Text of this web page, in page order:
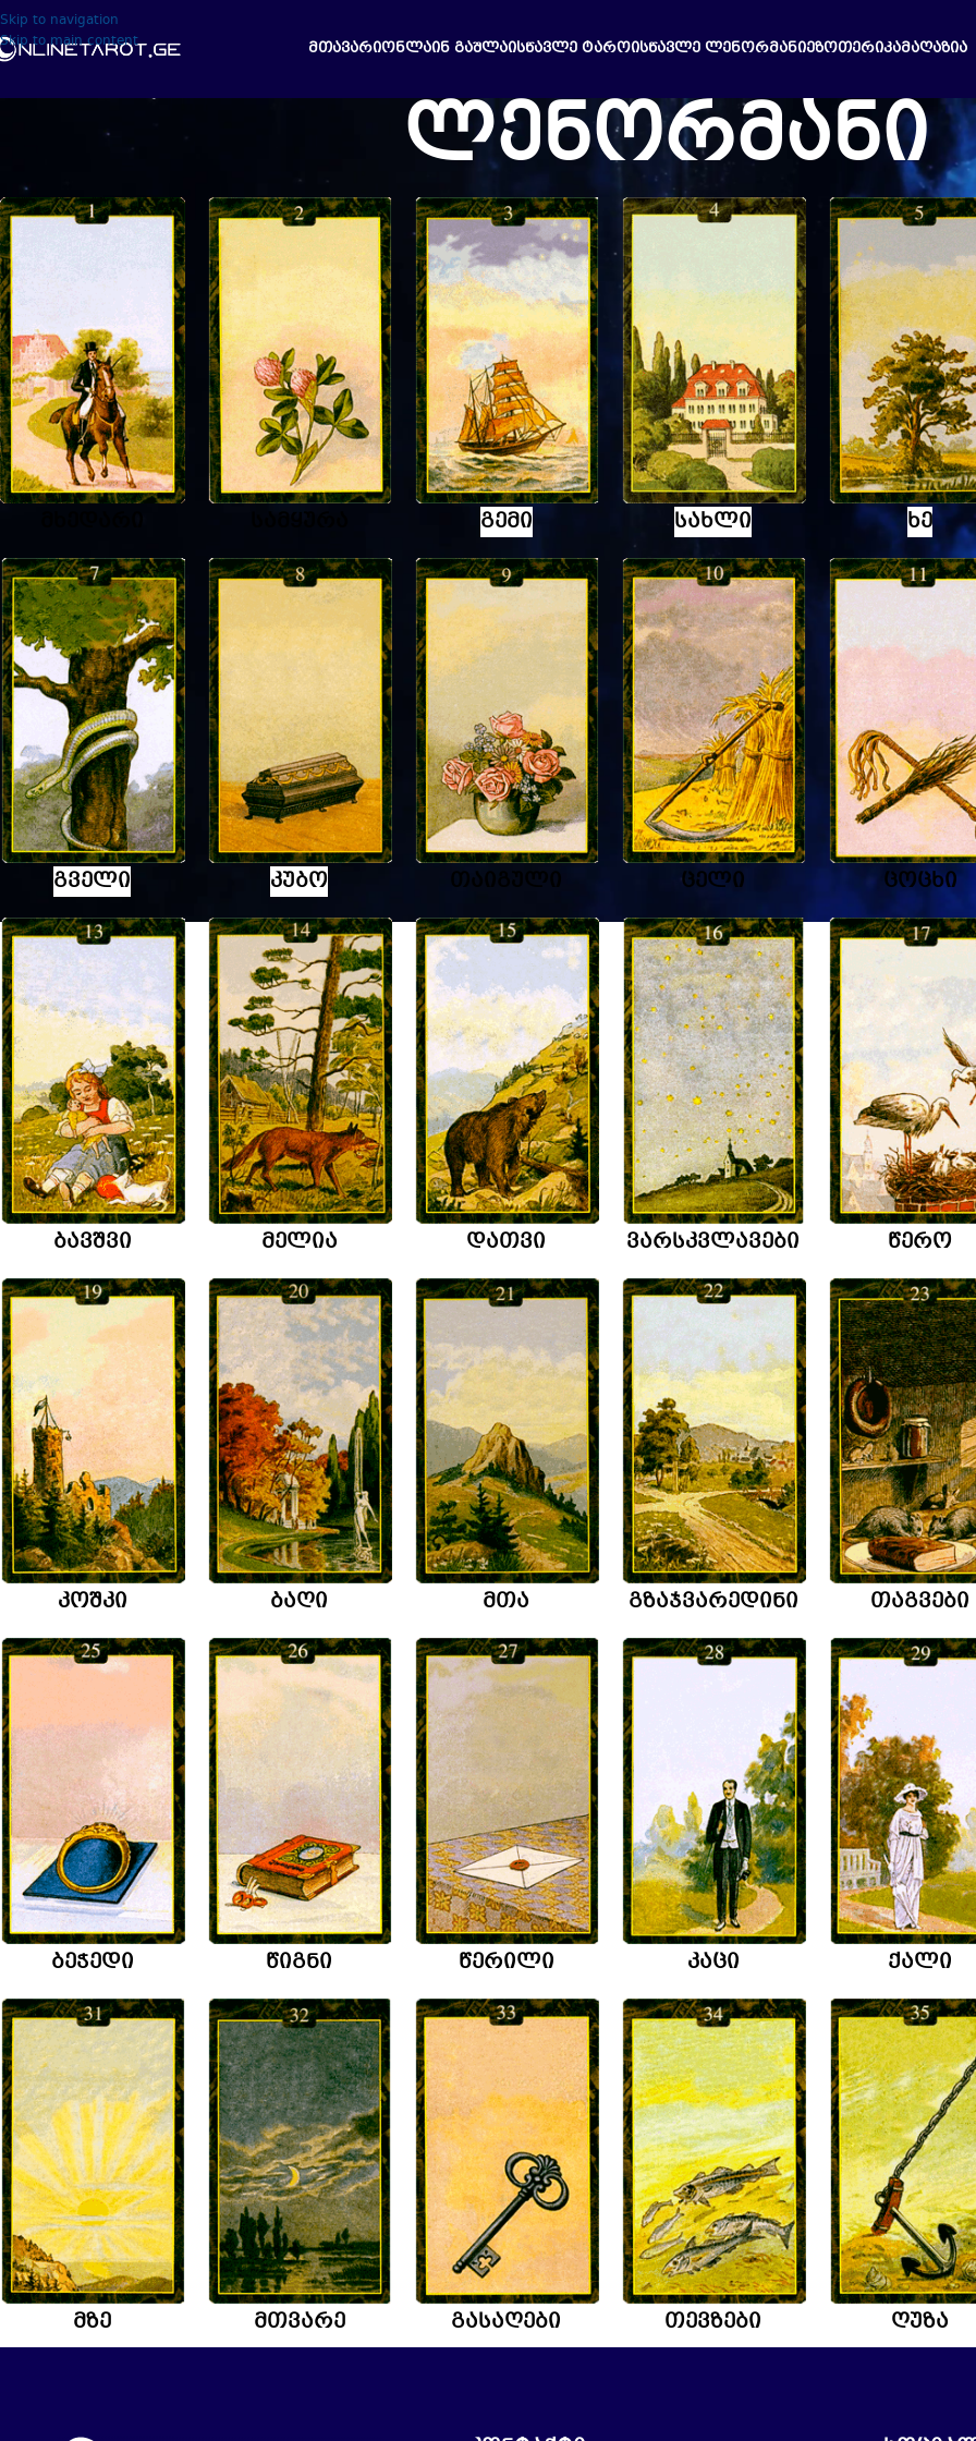
Skip to navigation
Skip to main content
ᲛᲗᲐᲕᲐᲠᲘᲝᲜᲚᲐᲘᲜ ᲒᲐᲨᲚᲐᲘᲡᲬᲐᲕᲚᲔ ᲢᲐᲠᲝᲘᲡᲬᲐᲕᲚᲔ ᲚᲔᲜᲝᲠᲛᲐᲜᲘᲔᲖᲝᲗᲔᲠᲘᲙᲐᲛᲐᲦᲐᲖᲘᲐ
ლენორმანი
გემი სახლი ხე
გველი კუბო თაიგული ცელი ცოცხი
ბავშვი მელია დათვი ვარსკვლავები წერო
კოშკი ბაღი მთა გზაჯვარედინი თაგვები
ბეჭედი წიგნი წერილი კაცი ქალი
მზე მთვარე გასაღები თევზები ღუზა